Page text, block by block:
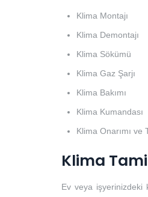
Klima Montajı
Klima Demontajı
Klima Sökümü
Klima Gaz Şarjı
Klima Bakımı
Klima Kumandası
Klima Onarımı ve
Klima
Ev veya işyerinizdeki